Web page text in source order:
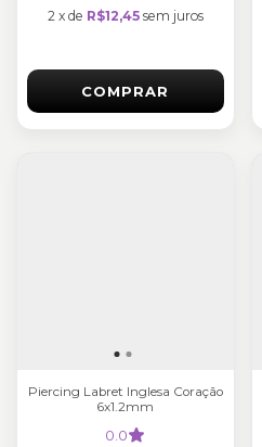
2 x de R$12,45 sem juros
COMPRAR
Piercing Labret Inglesa Coração
6x1.2mm
0.0